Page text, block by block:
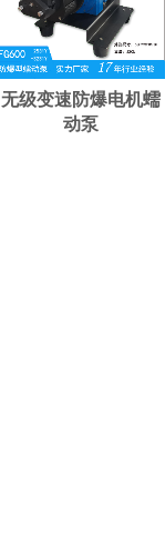
无级变速防爆电机蠕
动泵